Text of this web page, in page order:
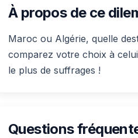
À propos de ce
Maroc ou Algérie, quelle
comparez votre choix à
le plus de suffrages !
Questions